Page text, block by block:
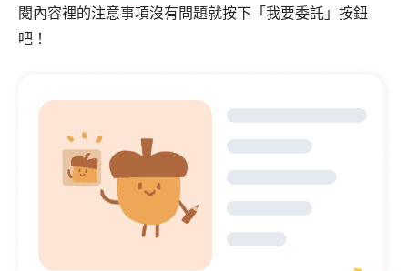
閱內容裡的注意事項沒有問題就按下「我要委託」按鈕
吧！